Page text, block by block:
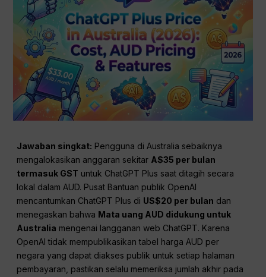
Jawaban singkat: Pengguna di Australia sebaiknya
mengalokasikan anggaran sekitar A$35 per bulan
termasuk GST untuk ChatGPT Plus saat ditagih secara
lokal dalam AUD. Pusat Bantuan publik OpenAI
mencantumkan ChatGPT Plus di US$20 per bulan dan
menegaskan bahwa Mata uang AUD didukung untuk
Australia mengenai langganan web ChatGPT. Karena
OpenAI tidak mempublikasikan tabel harga AUD per
negara yang dapat diakses publik untuk setiap halaman
pembayaran, pastikan selalu memeriksa jumlah akhir pada